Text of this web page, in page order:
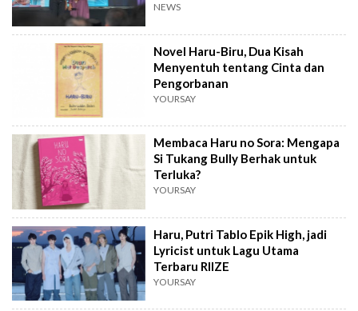
NEWS
Novel Haru-Biru, Dua Kisah
Menyentuh tentang Cinta dan
Pengorbanan
YOURSAY
Membaca Haru no Sora: Mengapa
Si Tukang Bully Berhak untuk
Terluka?
YOURSAY
Haru, Putri Tablo Epik High, jadi
Lyricist untuk Lagu Utama
Terbaru RIIZE
YOURSAY